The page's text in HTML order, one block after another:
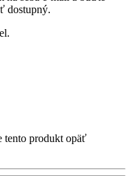
dostupný.
tento produkt opäť